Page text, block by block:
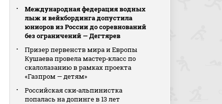
Международная федерация водных
лыж и вейкбординга допустила
юниоров из России до соревнований
без ограничений — Дегтярев
Призер первенств мира и Европы
Кушаева провела мастер‑класс по
скалолазанию в рамках проекта
«Газпром — детям»
Российская ски‑альпинистка
попалась на допинге в 13 лет